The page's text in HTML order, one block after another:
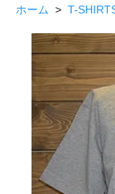
ホーム > T-